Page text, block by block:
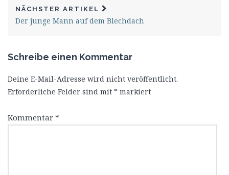
NÄCHSTER ARTIKEL
Der junge Mann auf dem Blechdach
Schreibe einen Kommentar
Deine E-Mail-Adresse wird nicht veröffentlicht.
Erforderliche Felder sind mit * markiert
Kommentar *